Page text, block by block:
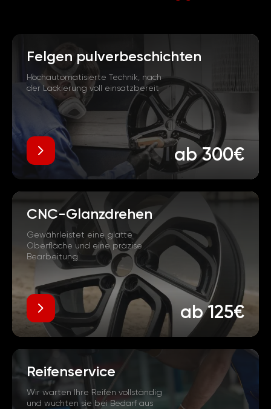
Felgen pulverbeschichten
Hochautomatisierte Technik, nach
der Lackierung voll einsatzbereit
ab 300€
CNC-Glanzdrehen
Gewährleistet eine glatte
Oberfläche und eine präzise
Bearbeitung
ab 125€
Reifenservice
Wir warten Ihre Reifen vollständig
und wuchten sie bei Bedarf aus